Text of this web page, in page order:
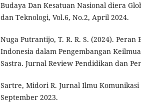
Budaya Dan Kesatuan Nasional diera
dan Teknologi, Vol.6, No.2, April 2024.
Nuga Putrantijo, T. R. R. S. (2024). Peran
Indonesia dalam Pengembangan
Sastra. Jurnal Review Pendidikan dan
Sartre, Midori R. Jurnal Ilmu Komunikasi
September 2023.